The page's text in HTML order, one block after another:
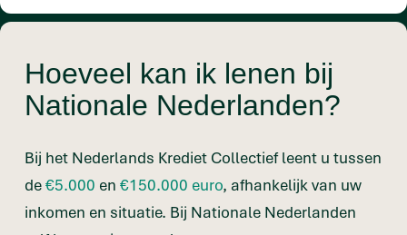
Hoeveel kan ik lenen bij
Nationale Nederlanden?
Bij het Nederlands Krediet Collectief leent u tussen
de€5.000 en €150.000 euro, afhankelijk van uw
inkomen en situatie. Bij Nationale Nederlanden